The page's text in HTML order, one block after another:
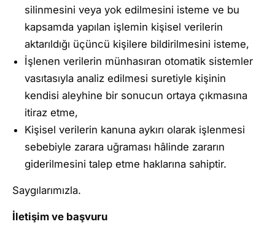
silinmesini veya yok edilmesini isteme ve bu
kapsamda yapılan işlemin kişisel verilerin
aktarıldığı üçüncü kişilere bildirilmesini isteme,
İşlenen verilerin münhasıran otomatik sistemler
vasıtasıyla analiz edilmesi suretiyle kişinin
kendisi aleyhine bir sonucun ortaya çıkmasına
itiraz etme,
Kişisel verilerin kanuna aykırı olarak işlenmesi
sebebiyle zarara uğraması hâlinde zararın
giderilmesini talep etme haklarına sahiptir.
Saygılarımızla.
İletişim ve başvuru